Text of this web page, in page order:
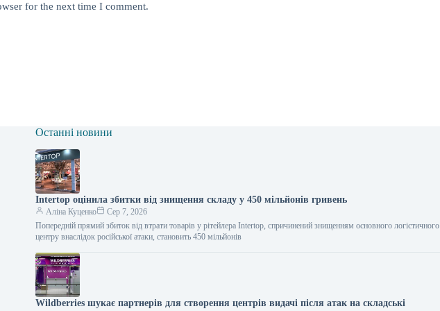
for the next time I comment.
Останні новини
Intertop оцінила збитки від знищення складу у 450 мільйонів гривень
Аліна Куценко
Сер 7, 2026
Попередній прямий збиток від втрати товарів у рітейлера Intertop, спричинений знищенням основного логістичного
центру внаслідок російської атаки, становить 450 мільйонів
Wildberries шукає партнерів для створення центрів видачі після атак на складські